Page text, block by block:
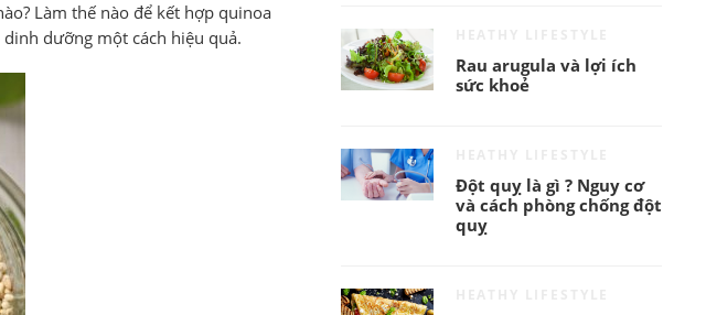
Làm thế nào để kết hợp quinoa
dưỡng một cách hiệu quả.
Rau arugula và lợi ích
sức khoẻ
Đột quỵ là gì ? Nguy cơ
và cách phòng chống đột
quỵ